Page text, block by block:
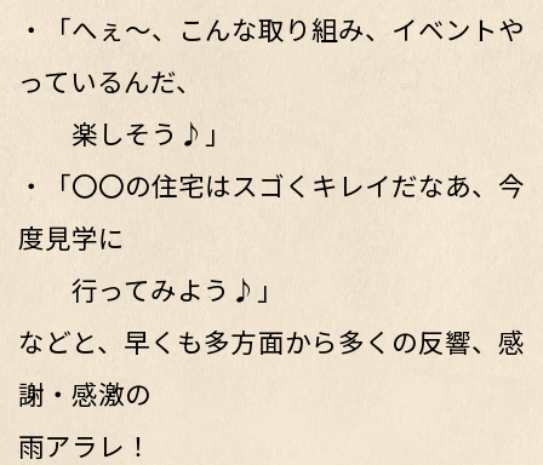
・「へぇ～、こんな取り組み、イベントや
っているんだ、
楽しそう♪」
・「〇〇の住宅はスゴくキレイだなあ、今
度見学に
行ってみよう♪」
などと、早くも多方面から多くの反響、感
謝・感激の
雨アラレ！